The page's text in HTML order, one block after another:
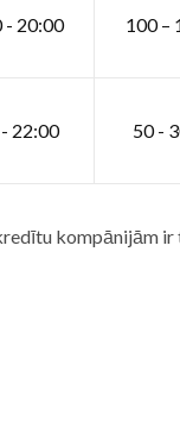
- 20:00 100 –
22:00 50 -
kompānijām